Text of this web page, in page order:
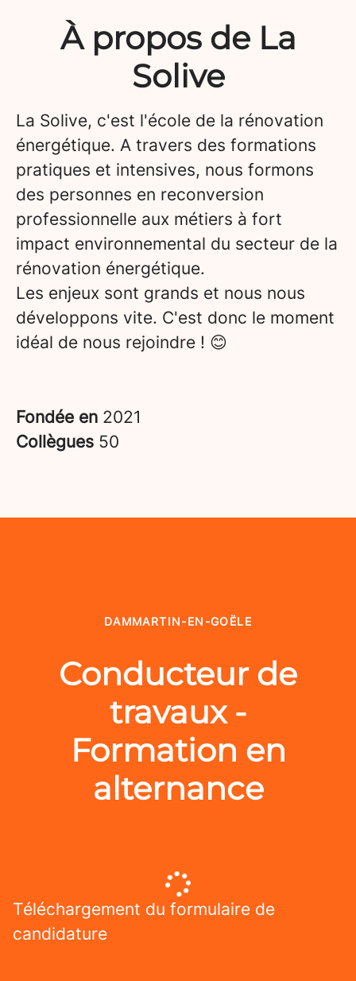
À propos de La
Solive
La Solive, c'est l'école de la rénovation
énergétique. A travers des formations
pratiques et intensives, nous formons
des personnes en reconversion
professionnelle aux métiers à fort
impact environnemental du secteur de la
rénovation énergétique.
Les enjeux sont grands et nous nous
développons vite. C'est donc le moment
idéal de nous rejoindre ! 😊
Fondée en 2021
Collègues 50
DAMMARTIN-EN-GOËLE
Conducteur de
travaux -
Formation en
alternance
Téléchargement du formulaire de
candidature